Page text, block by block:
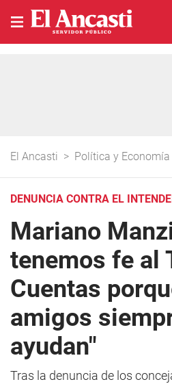
El Ancasti > Política y Economía
DENUNCIA CONTRA EL
Mariano
tenemos fe al
Cuentas
amigos
ayudan"
Tras la denuncia de los